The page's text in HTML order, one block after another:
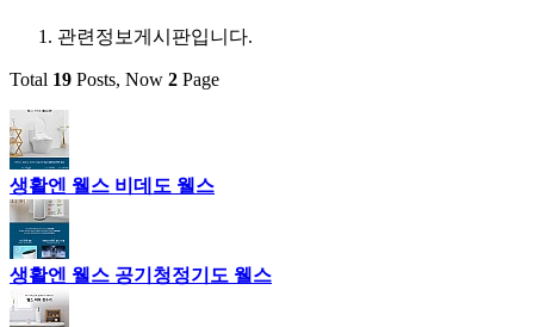
관련정보게시판입니다.
Total 19 Posts, Now 2 Page
생활엔 웰스 비데도 웰스
생활엔 웰스 공기청정기도 웰스